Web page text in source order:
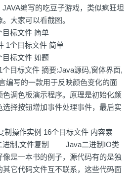
编写的吃豆子游戏，类似疯狂坦
大家可以看截图。
目标文件 简单
1个目标文件 简单
目标文件 如题
目标文件 摘要:Java源码,窗体界面,
写的一款用于反映颜色变化的面
调色板演示程序。原理是初始化颜
择按钮增加事件处理事件，最后实
制操作实例 16个目标文件 内容索
进制,文件复制 Java二进制IO类
是一本书的例子，源代码有的是独
其它代码文件互不联系，这些代码面